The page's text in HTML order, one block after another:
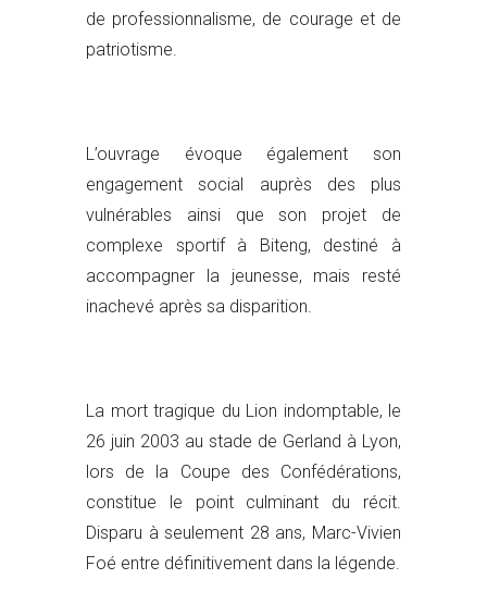
de professionnalisme, de courage et de
patriotisme.
L’ouvrage évoque également son
engagement social auprès des plus
vulnérables ainsi que son projet de
complexe sportif à Biteng, destiné à
accompagner la jeunesse, mais resté
inachevé après sa disparition.
La mort tragique du Lion indomptable, le
26 juin 2003 au stade de Gerland à Lyon,
lors de la Coupe des Confédérations,
constitue le point culminant du récit.
Disparu à seulement 28 ans, Marc-Vivien
Foé entre définitivement dans la légende.